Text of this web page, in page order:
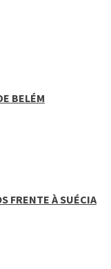
BELÉM
FRENTE À SUÉCIA